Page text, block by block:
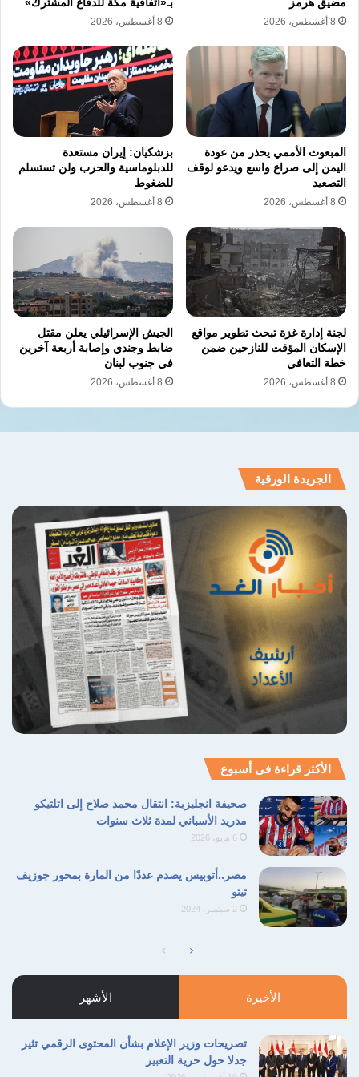
8 أغسطس، 2026 8 أغسطس، 2026
المبعوث الأممي يحذر من عودة
اليمن إلى صراع واسع ويدعو لوقف
التصعيد
8 أغسطس، 2026
بزشكيان: إيران مستعدة
للدبلوماسية والحرب ولن تستسلم
للضغوط
8 أغسطس، 2026
لجنة إدارة غزة تبحث تطوير مواقع
الإسكان المؤقت للنازحين ضمن
خطة التعافي
8 أغسطس، 2026
الجيش الإسرائيلي يعلن مقتل
ضابط وجندي وإصابة أربعة آخرين
في جنوب لبنان
8 أغسطس، 2026
الجريدة الورقية
الأكثر قراءة فى أسبوع
صحيفة انجليزية: انتقال محمد صلاح إلى اتلتيكو
مدريد الأسباني لمدة ثلاث سنوات
6 مايو، 2026
مصر..أتوبيس يصدم عددًا من المارة بمحور جوزيف
تيتو
2 سبتمبر، 2024
الصفحة
السابقة
الصفحة
التالية
الأخيرة الأشهر
تصريحات وزير الإعلام بشأن المحتوى الرقمي تثير
جدلا حول حرية التعبير